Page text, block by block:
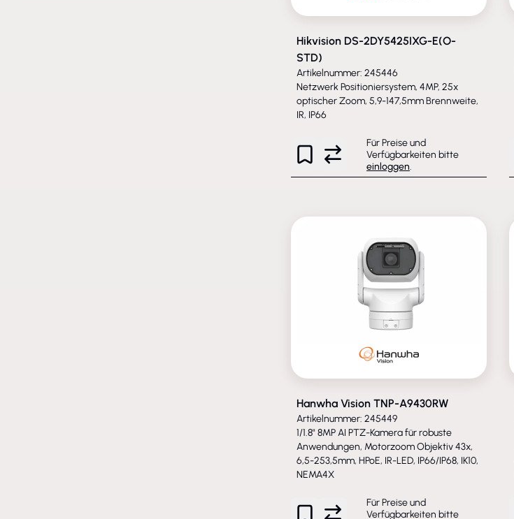
Hikvision DS-2DY5425IXG-E(O-
STD)
Artikelnummer: 245446
Netzwerk Positioniersystem, 4MP, 25x
optischer Zoom, 5,9-147,5mm Brennweite,
IR, IP66
Für Preise und
Verfügbarkeiten bitte
einloggen.
Hanwha Vision TNP-A9430RW
Artikelnummer: 245449
1/1.8" 8MP AI PTZ-Kamera für robuste
Anwendungen, Motorzoom Objektiv 43x,
6,5-253,5mm, HPoE, IR-LED, IP66/IP68, IK10,
NEMA4X
Für Preise und
Verfügbarkeiten bitte